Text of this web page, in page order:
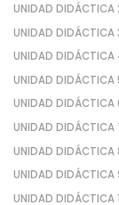
UNIDAD DIDÁCTICA
UNIDAD DIDÁCTICA
UNIDAD DIDÁCTICA
UNIDAD DIDÁCTICA
UNIDAD DIDÁCTICA
UNIDAD DIDÁCTICA
UNIDAD DIDÁCTICA
UNIDAD DIDÁCTICA
UNIDAD DIDÁCTICA